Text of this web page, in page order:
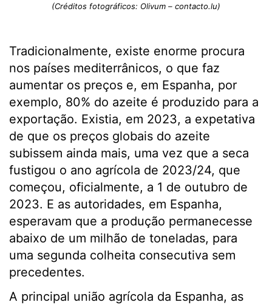
(Créditos fotográficos: Olivum – contacto.lu)
Tradicionalmente, existe enorme procura
nos países mediterrânicos, o que faz
aumentar os preços e, em Espanha, por
exemplo, 80% do azeite é produzido para a
exportação. Existia, em 2023, a expetativa
de que os preços globais do azeite
subissem ainda mais, uma vez que a seca
fustigou o ano agrícola de 2023/24, que
começou, oficialmente, a 1 de outubro de
2023. E as autoridades, em Espanha,
esperavam que a produção permanecesse
abaixo de um milhão de toneladas, para
uma segunda colheita consecutiva sem
precedentes.
A principal união agrícola da Espanha, as